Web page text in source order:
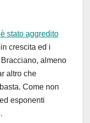
è stato aggredito
crescita ed i
almeno
altro che
Come non
esponenti